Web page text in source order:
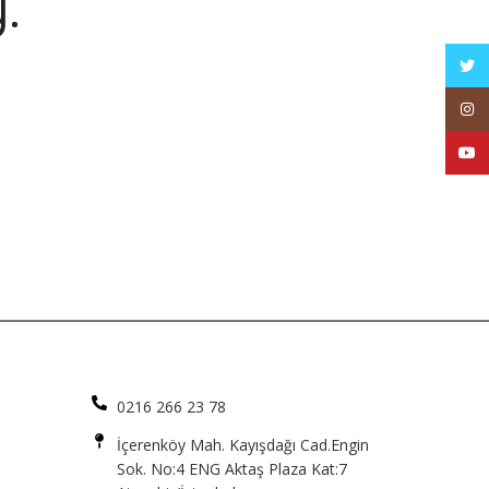
0216 266 23 78
İçerenköy Mah. Kayışdağı Cad.Engin
Sok. No:4 ENG Aktaş Plaza Kat:7